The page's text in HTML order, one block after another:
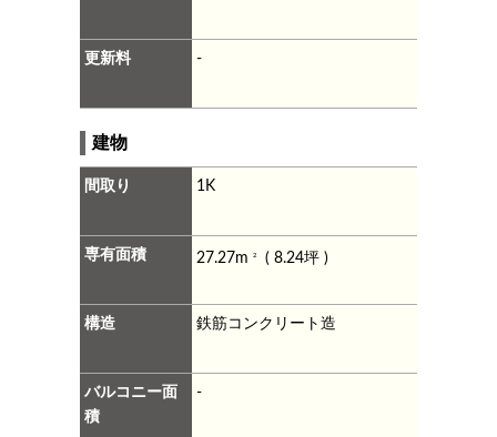
更新料 -
建物
間取り 1K
専有面積 27.27m2 ( 8.24坪 )
構造 鉄筋コンクリート造
バルコニー面
積
-